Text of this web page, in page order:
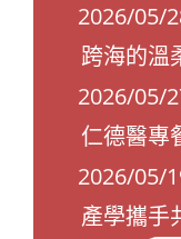
2026/05/
2026/05/
2026/05/